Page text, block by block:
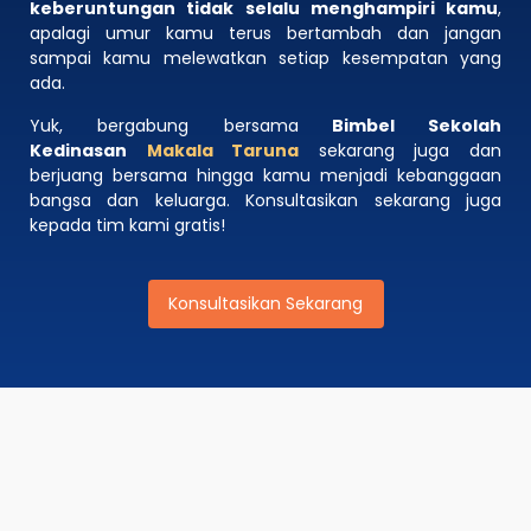
keberuntungan tidak selalu menghampiri kamu,
apalagi umur kamu terus bertambah dan jangan
sampai kamu melewatkan setiap kesempatan yang
ada.
Yuk, bergabung bersama Bimbel Sekolah
Kedinasan
Makala Taruna sekarang juga dan
berjuang bersama hingga kamu menjadi kebanggaan
bangsa dan keluarga. Konsultasikan sekarang juga
kepada tim kami gratis!
Konsultasikan Sekarang